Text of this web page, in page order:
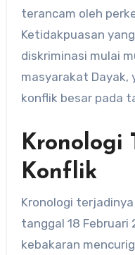
terancam oleh
Ketidakpuasan
diskriminasi mulai
masyarakat Dayak,
konflik besar pada
Kronologi
Konflik
Kronologi
tanggal 18 Februari
kebakaran